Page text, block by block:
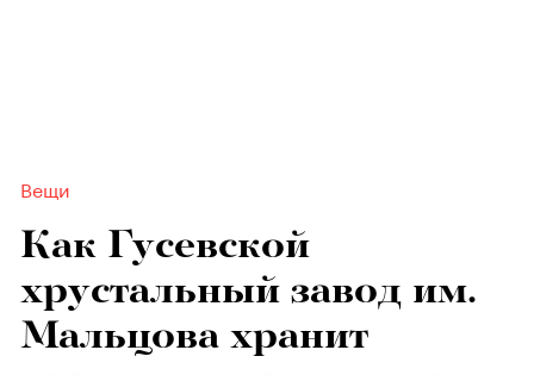
Вещи
Как Гусевской
хрустальный завод им.
Мальцова хранит